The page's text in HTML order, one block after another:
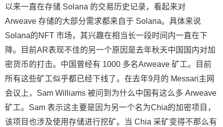
以来一直在存储 Solana 的交易历史记录，看起来对
Arweave 存储的大部分需求都来自于 Solana。具体来说
Solana的NFT 市场，其兴趣在相当长一段时间内一直在下
降。目前AR表现不佳的另一个原因是去年秋天中国国内对加
密货币的打击。中国曾经有 1000 多名Arweave 矿工。目前
所有这些矿工似乎都已经下线了。在去年9月的 Messari主网
会议上，Sam Williams 被问到为什么中国有这么多 Arweave
矿工。Sam 表示这主要是因为另一个名为Chia的加密项目，
该项目也涉及使用存储进行挖矿。当 Chia 采矿变得不那么有